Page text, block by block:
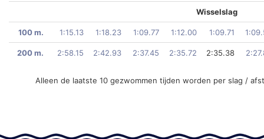
Wisselslag
100 m. 1:15.13 1:18.23 1:09.77 1:12.00 1:09.71
200 m. 2:58.15 2:42.93 2:37.45 2:35.72 2:35.38
Alleen de laatste 10 gezwommen tijden worden per slag /